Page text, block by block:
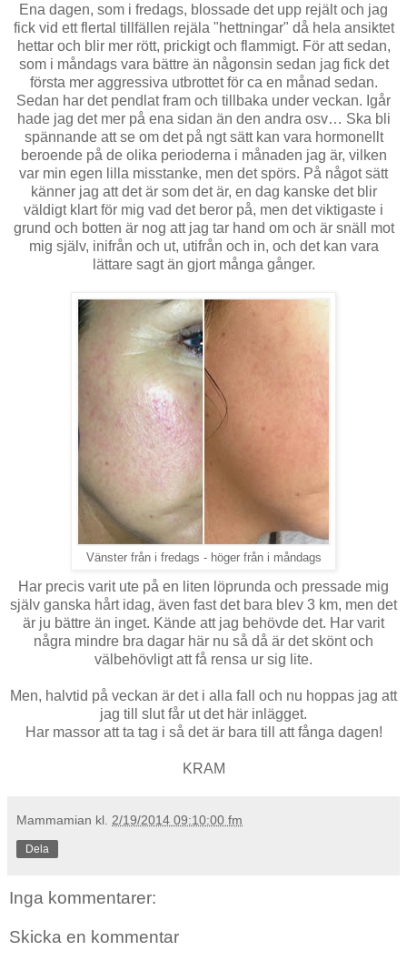
Ena dagen, som i fredags, blossade det upp rejält och jag
fick vid ett flertal tillfällen rejäla "hettningar" då hela ansiktet
hettar och blir mer rött, prickigt och flammigt. För att sedan,
som i måndags vara bättre än någonsin sedan jag fick det
första mer aggressiva utbrottet för ca en månad sedan.
Sedan har det pendlat fram och tillbaka under veckan. Igår
hade jag det mer på ena sidan än den andra osv… Ska bli
spännande att se om det på ngt sätt kan vara hormonellt
beroende på de olika perioderna i månaden jag är, vilken
var min egen lilla misstanke, men det spörs. På något sätt
känner jag att det är som det är, en dag kanske det blir
väldigt klart för mig vad det beror på, men det viktigaste i
grund och botten är nog att jag tar hand om och är snäll mot
mig själv, inifrån och ut, utifrån och in, och det kan vara
lättare sagt än gjort många gånger.
Vänster från i fredags - höger från i måndags
Har precis varit ute på en liten löprunda och pressade mig
själv ganska hårt idag, även fast det bara blev 3 km, men det
är ju bättre än inget. Kände att jag behövde det. Har varit
några mindre bra dagar här nu så då är det skönt och
välbehövligt att få rensa ur sig lite.
Men, halvtid på veckan är det i alla fall och nu hoppas jag att
jag till slut får ut det här inlägget.
Har massor att ta tag i så det är bara till att fånga dagen!
KRAM
Mammamian kl. 2/19/2014 09:10:00 fm
Dela
Inga kommentarer:
Skicka en kommentar